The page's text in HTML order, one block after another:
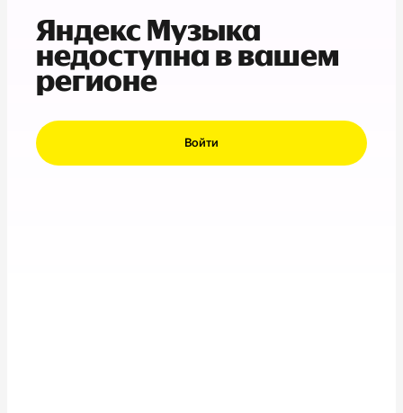
Яндекс Музыка
недоступна в вашем
регионе
Войти